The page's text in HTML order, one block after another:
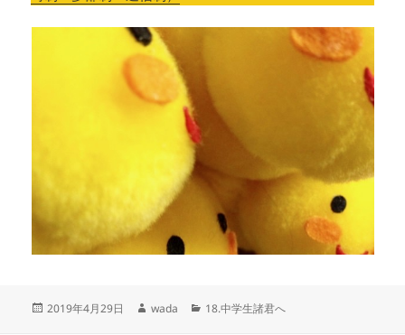
投
2019年4月29日
作
wada
カ
18.中学生諸君へ